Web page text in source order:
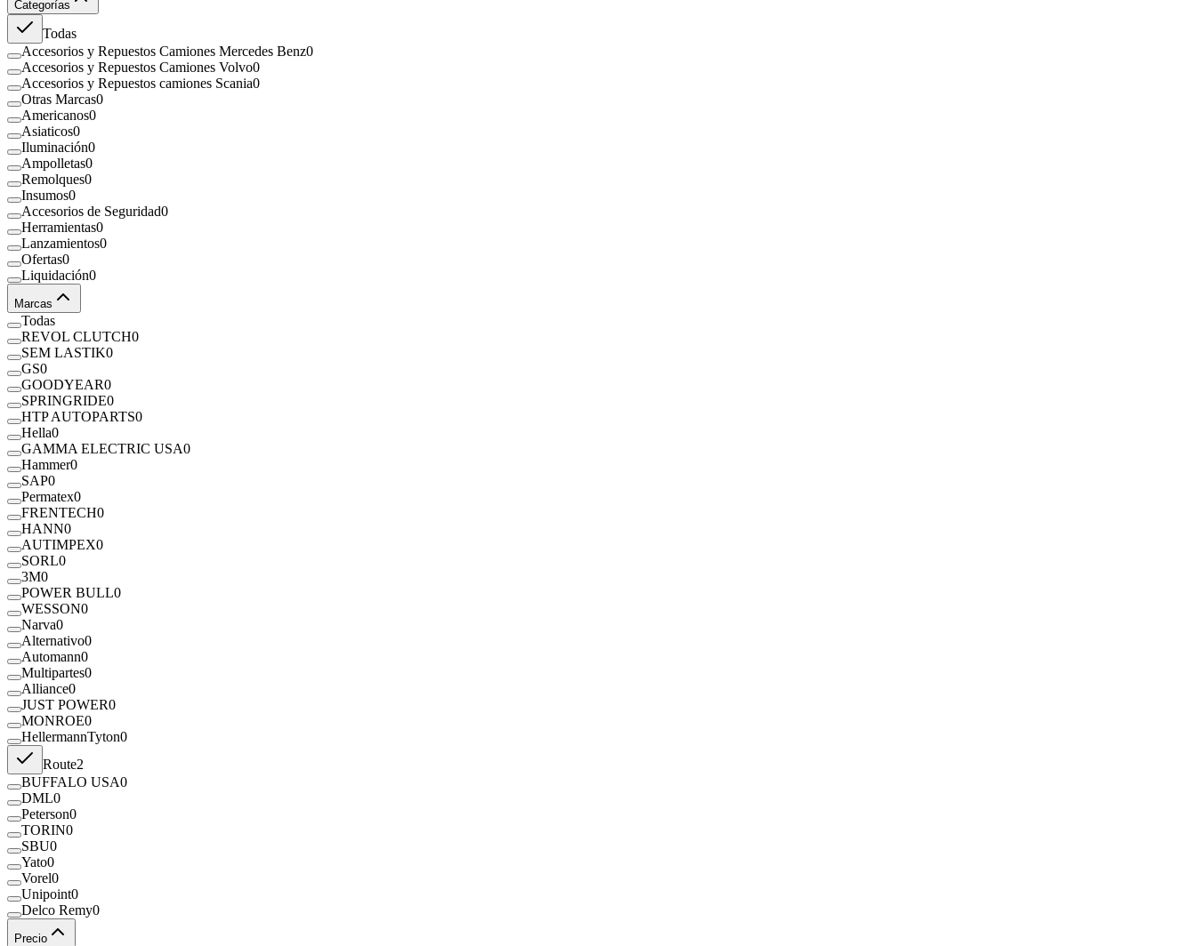
Categorías
Todas
Accesorios y Repuestos Camiones Mercedes Benz0
Accesorios y Repuestos Camiones Volvo0
Accesorios y Repuestos camiones Scania0
Otras Marcas0
Americanos0
Asiaticos0
Iluminación0
Ampolletas0
Remolques0
Insumos0
Accesorios de Seguridad0
Herramientas0
Lanzamientos0
Ofertas0
Liquidación0
Marcas
Todas
REVOL CLUTCH0
SEM LASTIK0
GS0
GOODYEAR0
SPRINGRIDE0
HTP AUTOPARTS0
Hella0
GAMMA ELECTRIC USA0
Hammer0
SAP0
Permatex0
FRENTECH0
HANN0
AUTIMPEX0
SORL0
3M0
POWER BULL0
WESSON0
Narva0
Alternativo0
Automann0
Multipartes0
Alliance0
JUST POWER0
MONROE0
HellermannTyton0
Route2
BUFFALO USA0
DML0
Peterson0
TORIN0
SBU0
Yato0
Vorel0
Unipoint0
Delco Remy0
Precio